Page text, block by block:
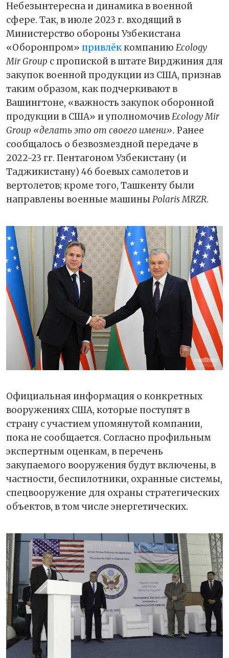
Небезынтересна и динамика в военной
сфере. Так, в июле 2023 г. входящий в
Министерство обороны Узбекистана
«Оборонпром» привлёккомпанию Ecology
Mir Group с пропиской в штате Вирджиния для
закупок военной продукции из США, признав
таким образом, как подчеркивают в
Вашингтоне, «важность закупок оборонной
продукции в США» и уполномочивEcology Mir
Group «делать это от своего имени». Ранее
сообщалось о безвозмездной передаче в
2022-23 гг. Пентагоном Узбекистану (и
Таджикистану) 46 боевых самолетов и
вертолетов; кроме того, Ташкенту были
направлены военные машины Polaris MRZR.
Официальная информация о конкретных
вооружениях США, которые поступят в
страну с участием упомянутой компании,
пока не сообщается. Согласно профильным
экспертным оценкам, в перечень
закупаемого вооружения будут включены, в
частности, беспилотники, охранные системы,
спецвооружение для охраны стратегических
объектов, в том числе энергетических.